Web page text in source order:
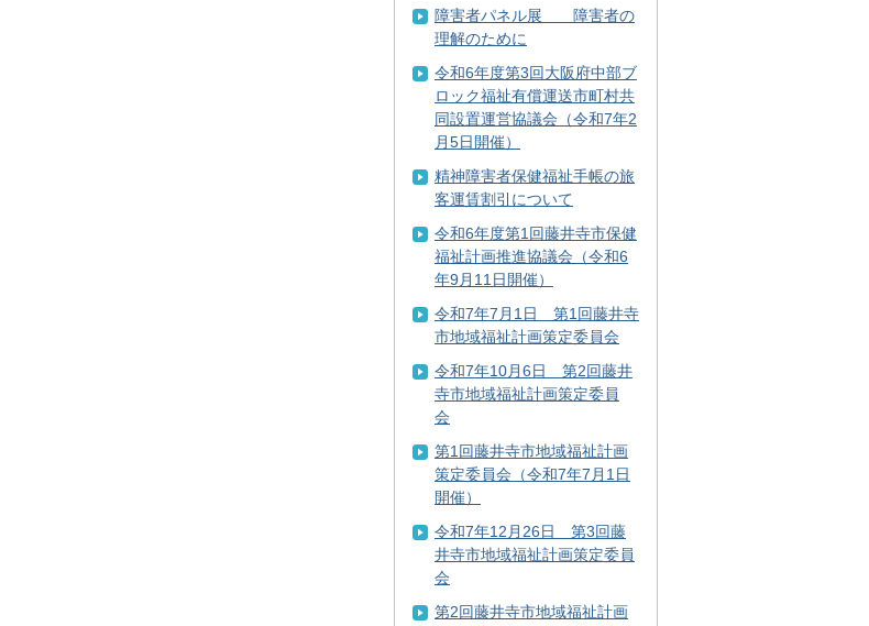
障害者パネル展 障害者の
理解のために
令和6年度第3回大阪府中部ブ
ロック福祉有償運送市町村共
同設置運営協議会（令和7年2
月5日開催）
精神障害者保健福祉手帳の旅
客運賃割引について
令和6年度第1回藤井寺市保健
福祉計画推進協議会（令和6
年9月11日開催）
令和7年7月1日 第1回藤井寺
市地域福祉計画策定委員会
令和7年10月6日 第2回藤井
寺市地域福祉計画策定委員
会
第1回藤井寺市地域福祉計画
策定委員会（令和7年7月1日
開催）
令和7年12月26日 第3回藤
井寺市地域福祉計画策定委員
会
第2回藤井寺市地域福祉計画